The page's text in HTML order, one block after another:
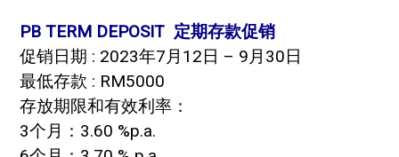
PB TERM DEPOSIT 定期存款促销
促销日期 : 2023年7月12日 – 9月30日
最低存款 : RM5000
存放期限和有效利率：
3个月：3.60 %p.a.